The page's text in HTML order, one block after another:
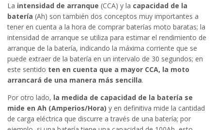
La intensidad de arranque (CCA) y la capacidad de la
batería (Ah) son también dos conceptos muy importantes a
tener en cuenta a la hora de comprar baterías moto baratas; la
intensidad de arranque se utiliza para estimar el rendimiento de
arranque de la batería, indicando la máxima corriente que se
puede extraer de la batería en un intervalo de 30 segundos; en
este sentido ten en cuenta que a mayor CCA, la moto
arrancará de una manera más sencilla.
Por otro lado, la medida de capacidad de la batería se
mide en Ah (Amperios/Hora) y en definitiva mide la cantidad
de carga eléctrica que discurre a través de una batería; por